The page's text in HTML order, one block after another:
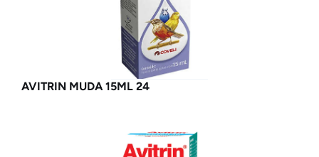
AVITRIN MUDA 15ML 24